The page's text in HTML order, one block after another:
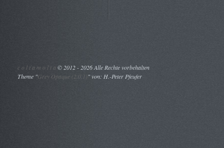
c o l t a m o l t a © 2012 - 2026 Alle Rechte vorbehalten
Theme "Grey Opaque (2.0.1)" von: H.-Peter Pfeufer